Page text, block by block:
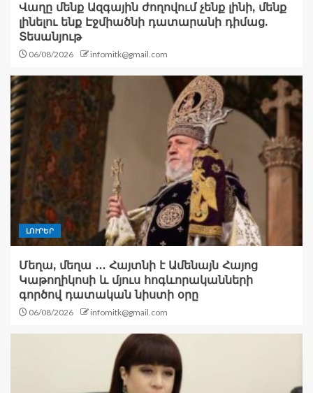
Վաղը մենք Ազգային ժողովում չենք լինի, մենք
լինելու ենք Էջմիածնի դատարանի դիմաց.
Տեսանյութ
06/08/2026 infomitk@gmail.com
ԼՈՒՐԵՐ
Մեղա, մեղա ․․․ Հայտնի է Ամենայն Հայոց
Կաթողիկոսի և մյուս հոգևորականների
գործով դատական նիստի օրը
06/08/2026 infomitk@gmail.com